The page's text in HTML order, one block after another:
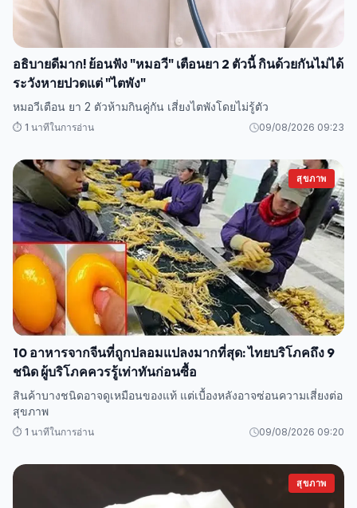
อธิบายดีมาก! ย้อนฟัง "หมอวี" เตือนยา 2 ตัวนี้ กินด้วยกันไม่ได้
ระวังหายปวดแต่ "ไตพัง"
หมอวีเตือน ยา 2 ตัวห้ามกินคู่กัน เสี่ยงไตพังโดยไม่รู้ตัว
⏱️ 1 นาทีในการอ่าน 09/08/2026 09:23
สุขภาพ
10 อาหารจากจีนที่ถูกปลอมแปลงมากที่สุด: ไทยบริโภคถึง 9
ชนิด ผู้บริโภคควรรู้เท่าทันก่อนซื้อ
สินค้าบางชนิดอาจดูเหมือนของแท้ แต่เบื้องหลังอาจซ่อนความเสี่ยงต่อ
สุขภาพ
⏱️ 1 นาทีในการอ่าน 09/08/2026 09:20
สุขภาพ